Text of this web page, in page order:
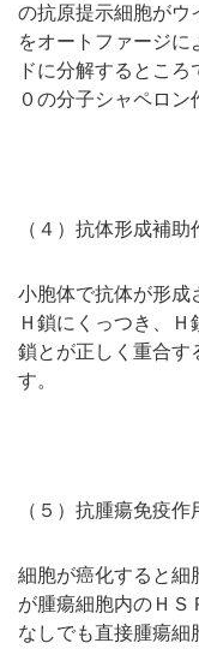
の抗原提示細胞がウ
をオートファージに
ドに分解するとこ
０の分子シャペロン
（４）抗体形成補助
小胞体で抗体が形成
Ｈ鎖にくっつき、Ｈ
鎖とが正しく重合す
す。
（５）抗腫瘍免疫作
細胞が癌化すると細
が腫瘍細胞内のＨＳ
なしでも直接腫瘍細